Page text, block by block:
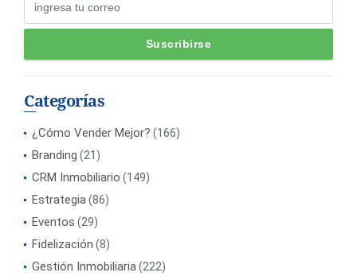
Categorías
¿Cómo Vender Mejor? (166)
Branding (21)
CRM Inmobiliario (149)
Estrategia(86)
Eventos (29)
Fidelización (8)
Gestión Inmobiliaria(222)